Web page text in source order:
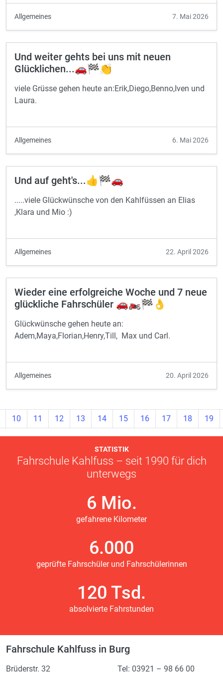
Allgemeines 7. Mai 2026
Und weiter gehts bei uns mit neuen
Glücklichen...🚗🏁👏
viele Grüsse gehen heute an:Erik,Diego,Benno,Iven und
Laura.
Allgemeines 6. Mai 2026
Und auf geht's...👍🏁🚗
.....viele Glückwünsche von den Kahlfüssen an Elias
,Klara und Mio :)
Allgemeines 22. April 2026
Wieder eine erfolgreiche Woche und 7 neue
glückliche Fahrschüler 🚗🏍️🏁👌
Glückwünsche gehen heute an:
Adem,Maya,Florian,Henry,Till, Max und Carl.
Allgemeines 20. April 2026
10 11 12 13 14 15 16 17 18 19
STATISTIK
Fahrschule Kahlfuss – seit 1990 für dich
unterwegs
6 Mio.
gefahrene Kilometer
6.000
geprüfte Fahrschüler und Fahrschülerinnen
120 Tsd.
absolvierte Fahrstunden
Fahrschule Kahlfuss in Burg
Brüderstr. 32 Tel: 03921 – 98 66 00